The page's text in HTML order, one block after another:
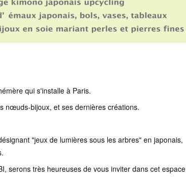
qui s'installe à Paris.
nœuds-bijoux, et ses dernières créations.
"jeux de lumières sous les arbres" en japonais,
serons très heureuses de vous inviter dans cet espace